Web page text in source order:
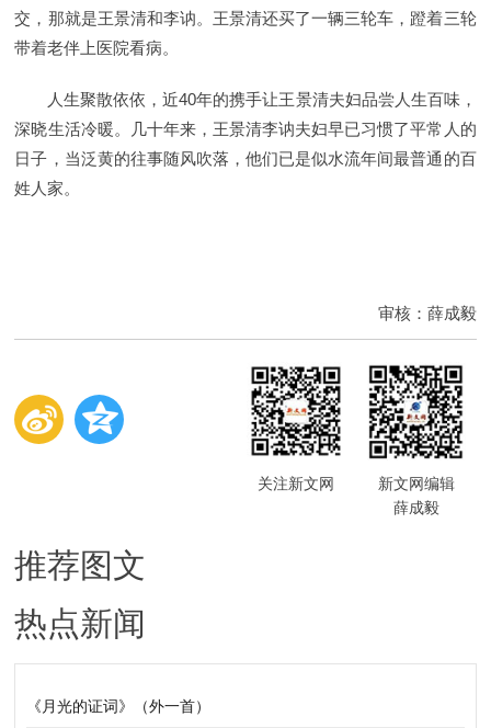
交，那就是王景清和李讷。王景清还买了一辆三轮车，蹬着三轮
带着老伴上医院看病。
人生聚散依依，近40年的携手让王景清夫妇品尝人生百味，
深晓生活冷暖。几十年来，王景清李讷夫妇早已习惯了平常人的
日子，当泛黄的往事随风吹落，他们已是似水流年间最普通的百
姓人家。
审核：薛成毅
关注新文网
新文网编辑
薛成毅
推荐图文
热点新闻
《月光的证词》（外一首）